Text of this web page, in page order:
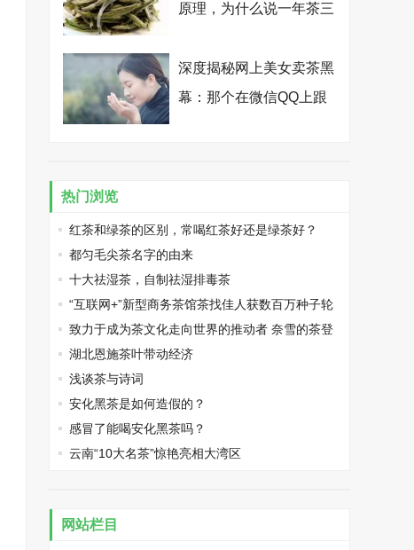
原理，为什么说一年茶三
深度揭秘网上美女卖茶黑
幕：那个在微信QQ上跟
热门浏览
红茶和绿茶的区别，常喝红茶好还是绿茶好？
都匀毛尖茶名字的由来
十大祛湿茶，自制祛湿排毒茶
“互联网+”新型商务茶馆茶找佳人获数百万种子轮
融资致力于成为茶文化走向世界的推动者 奈雪的茶登
陆日本
湖北恩施茶叶带动经济
浅谈茶与诗词
安化黑茶是如何造假的？
感冒了能喝安化黑茶吗？
云南“10大名茶”惊艳亮相大湾区
网站栏目